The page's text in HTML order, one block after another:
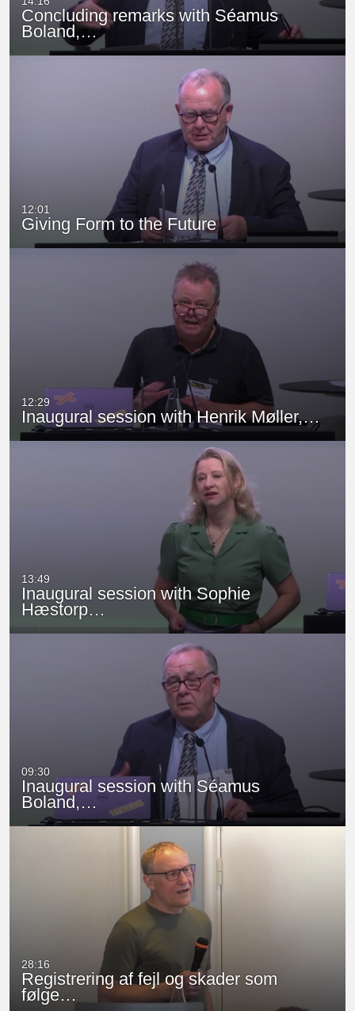
Concluding remarks with Séamus
Boland,…
12:01
Giving Form to the Future
12:29
Inaugural session with Henrik Møller,…
13:49
Inaugural session with Sophie
Hæstorp…
09:30
Inaugural session with Séamus
Boland,…
28:16
Registrering af fejl og skader som
følge…